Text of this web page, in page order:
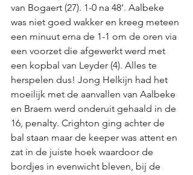
van Bogaert (27). 1-0 na 48’. Aalbeke
was niet goed wakker en kreeg meteen
een minuut erna de 1-1 om de oren via
een voorzet die afgewerkt werd met
een kopbal van Leyder (4). Alles te
herspelen dus! Jong Helkijn had het
moeilijk met de aanvallen van Aalbeke
en Braem werd onderuit gehaald in de
16, penalty. Crighton ging achter de
bal staan maar de keeper was attent en
zat in de juiste hoek waardoor de
bordjes in evenwicht bleven, bij de